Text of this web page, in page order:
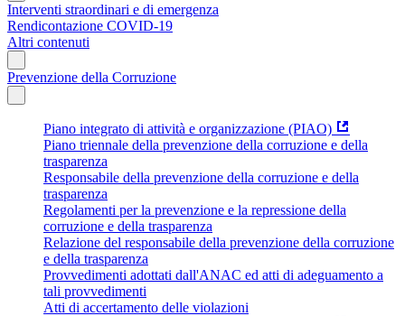
Interventi straordinari e di emergenza
Rendicontazione COVID-19
Altri contenuti
Prevenzione della Corruzione
Piano integrato di attività e organizzazione (PIAO)
Piano triennale della prevenzione della corruzione e della
trasparenza
Responsabile della prevenzione della corruzione e della
trasparenza
Regolamenti per la prevenzione e la repressione della
corruzione e della trasparenza
Relazione del responsabile della prevenzione della corruzione
e della trasparenza
Provvedimenti adottati dall'ANAC ed atti di adeguamento a
tali provvedimenti
Atti di accertamento delle violazioni